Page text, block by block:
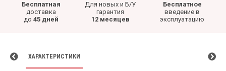
Бесплатная
доставка
до 45 дней
Для новых и Б/У
гарантия
12 месяцев
Бесплатное
введение в
эксплуатацию
ХАРАКТЕРИСТИКИ